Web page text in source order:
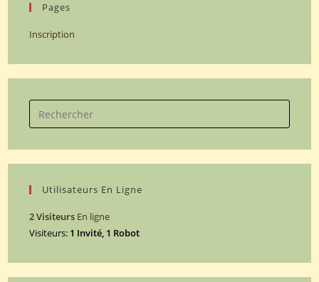
Pages
Inscription
for:
Utilisateurs En Ligne
2 Visiteurs En ligne
Visiteurs: 1 Invité, 1 Robot